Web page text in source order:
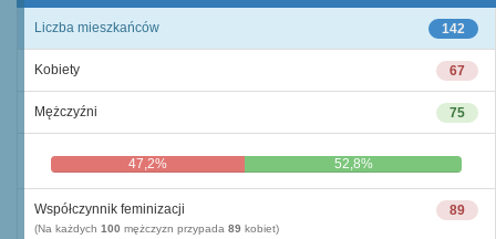
142
Liczba mieszkańców
67
Kobiety
75
Mężczyźni
47,2% 52,8%
89
Współczynnik feminizacji
(Na każdych 100 mężczyzn przypada 89 kobiet)